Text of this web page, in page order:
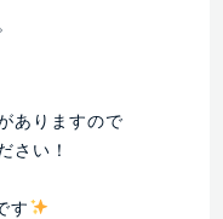
ありますので
さい！
す